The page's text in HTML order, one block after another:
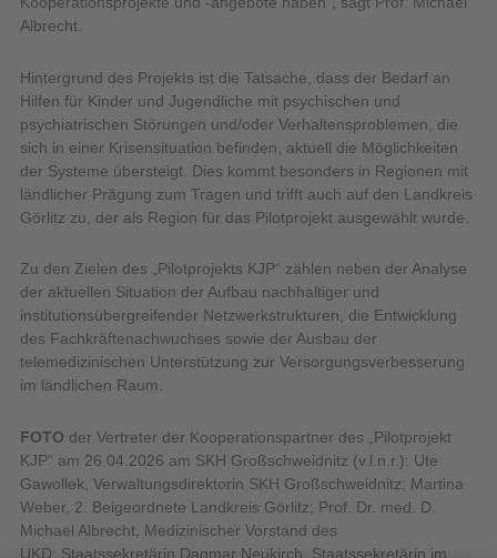
Albrecht.
Hintergrund des Projekts ist die Tatsache, dass der Bedarf an
Hilfen für Kinder und Jugendliche mit psychischen und
psychiatrischen Störungen und/oder Verhaltensproblemen, die
sich in einer Krisensituation befinden, aktuell die Möglichkeiten
der Systeme übersteigt. Dies kommt besonders in Regionen mit
ländlicher Prägung zum Tragen und trifft auch auf den Landkreis
Görlitz zu, der als Region für das Pilotprojekt ausgewählt wurde.
Zu den Zielen des „Pilotprojekts KJP“ zählen neben der Analyse
der aktuellen Situation der Aufbau nachhaltiger und
institutionsübergreifender Netzwerkstrukturen, die Entwicklung
des Fachkräftenachwuchses sowie der Ausbau der
telemedizinischen Unterstützung zur Versorgungsverbesserung
im ländlichen Raum.
FOTO der Vertreter der Kooperationspartner des „Pilotprojekt
KJP“ am 26.04.2026 am SKH Großschweidnitz (v.l.n.r.): Ute
Gawollek, Verwaltungsdirektorin SKH Großschweidnitz; Martina
Weber, 2. Beigeordnete Landkreis Görlitz; Prof. Dr. med. D.
Michael Albrecht, Medizinischer Vorstand des
UKD; Staatssekretärin Dagmar Neukirch, Staatssekretärin im